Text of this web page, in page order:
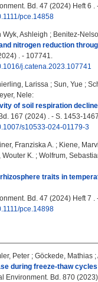
Bd. 47 (2024) Heft 6 .
pce.14858
Wyk, Ashleigh ; Benitez-
nitrogen reduction
. - 107741.
j.catena.2023.107741
Larissa ; Sun, Yue ;
Nele:
of soil respiration
167 (2024) . - S. 1453-
s10533-024-01179-3
Franziska A. ; Kiene,
Wouter K. ; Wolfrum,
traits in
Bd. 47 (2024) Heft 7 .
pce.14898
Peter ; Göckede, Mathias ;
during freeze-thaw
Environment. Bd. 870